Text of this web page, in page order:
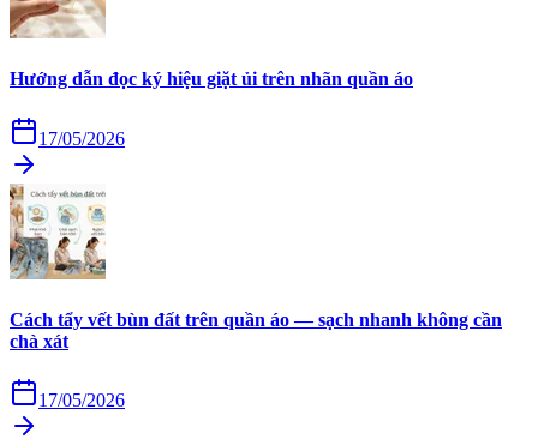
Hướng dẫn đọc ký hiệu giặt ủi trên nhãn quần áo
17/05/2026
Cách tẩy vết bùn đất trên quần áo — sạch nhanh không cần
chà xát
17/05/2026